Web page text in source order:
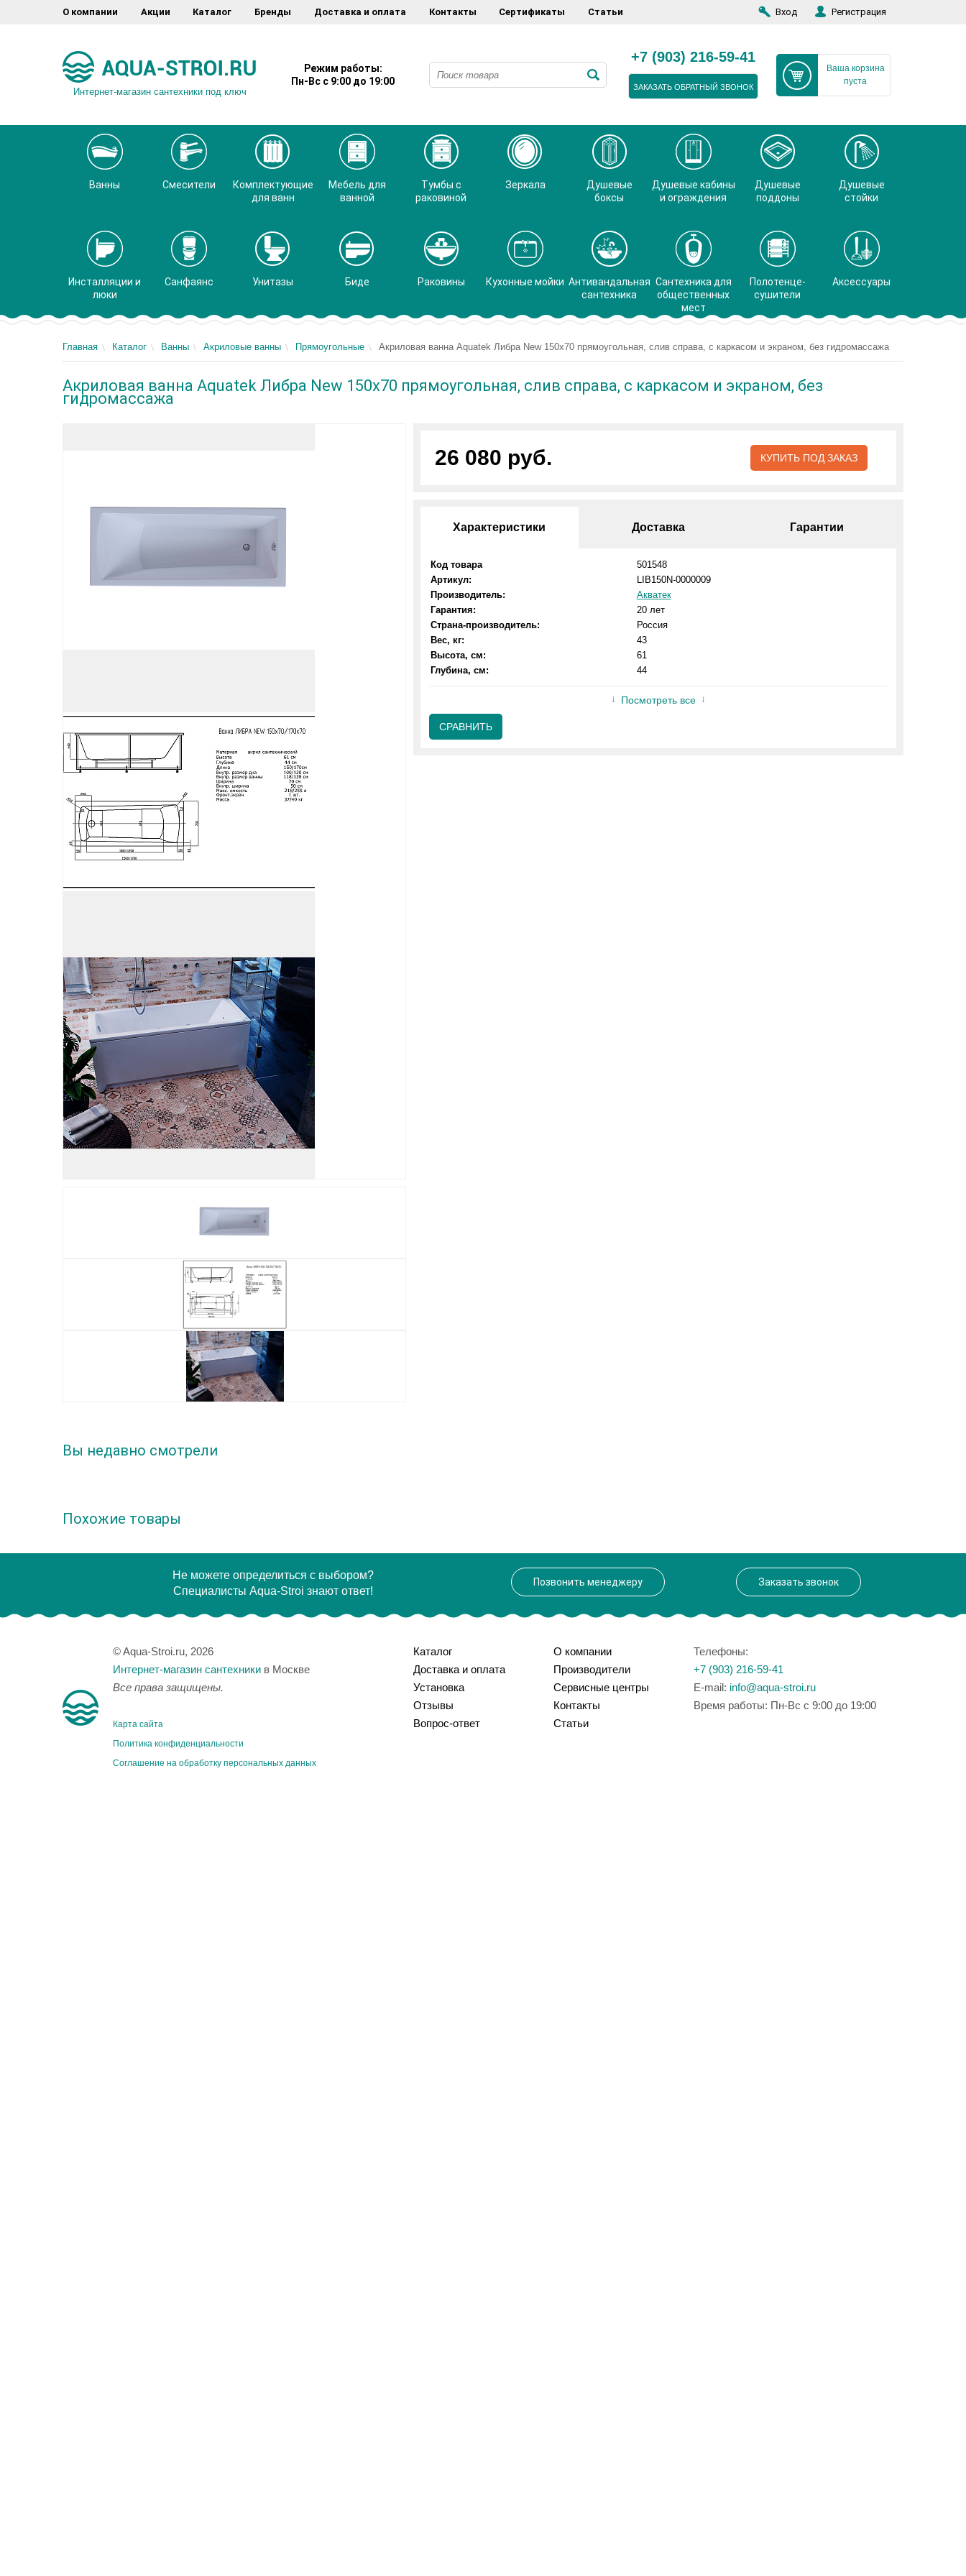
О компании Акции Каталог Бренды Доставка и оплата Контакты Сертификаты Статьи Вход Регистрация
Интернет-магазин сантехники под ключ
Режим работы:
Пн-Вс с 9:00 до 19:00
+7 (903) 216-59-41
ЗАКАЗАТЬ ОБРАТНЫЙ ЗВОНОК
Ваша корзина
пуста
Ванны Смесители
Комплектующие
для ванн
Мебель для
ванной
Тумбы с
раковиной
Зеркала
Душевые
боксы
Душевые кабины
и ограждения
Душевые
поддоны
Душевые
стойки
Инсталляции и
люки
Санфаянс Унитазы Биде Раковины Кухонные мойки Антивандальная
сантехника
Сантехника для
общественных
мест
Полотенце-
сушители
Аксессуары
Главная Каталог Ванны Акриловые ванны Прямоугольные Акриловая ванна Aquatek Либра New 150x70 прямоугольная, слив справа, с каркасом и экраном, без гидромассажа
Акриловая ванна Aquatek Либра New 150x70 прямоугольная, слив справа, с каркасом и экраном, без
гидромассажа
26 080 руб. КУПИТЬ ПОД ЗАКАЗ
Характеристики Доставка Гарантии
Код товара
501548
Артикул:
LIB150N-0000009
Производитель:
Акватек
Гарантия:
20 лет
Страна-производитель:
Россия
Вес, кг:
43
Высота, см:
61
Глубина, см:
44
Посмотреть все
СРАВНИТЬ
Вы недавно смотрели
Похожие товары
Не можете определиться с выбором?
Специалисты Aqua-Stroi знают ответ!
Позвонить менеджеру Заказать звонок
© Aqua-Stroi.ru, 2026
Интернет-магазин сантехники в Москве
Все права защищены.
Карта сайта
Политика конфиденциальности
Соглашение на обработку персональных данных
Каталог
Доставка и оплата
Установка
Отзывы
Вопрос-ответ
О компании
Производители
Сервисные центры
Контакты
Статьи
Телефоны:
+7 (903) 216-59-41
E-mail: info@aqua-stroi.ru
Время работы: Пн-Вс с 9:00 до 19:00